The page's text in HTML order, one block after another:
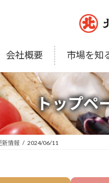
会社概要 市場を知
トップペ
情報 2024/06/11